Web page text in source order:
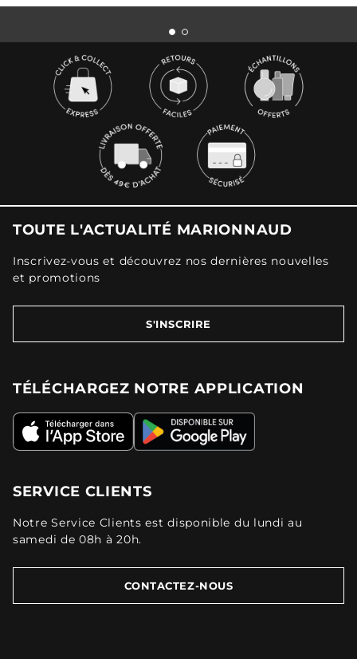
TOUTE L'ACTUALITÉ MARIONNAUD
Inscrivez-vous et découvrez nos dernières nouvelles
et promotions
S'INSCRIRE
TÉLÉCHARGEZ NOTRE APPLICATION
SERVICE CLIENTS
Notre Service Clients est disponible du lundi au
samedi de 08h à 20h.
CONTACTEZ-NOUS